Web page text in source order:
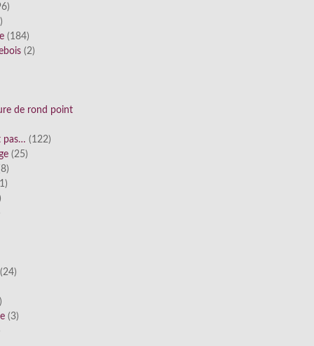
(184)
(2)
de rond point
pas… (122)
(25)
(3)